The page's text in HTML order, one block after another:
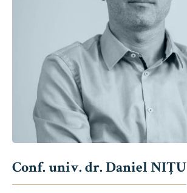
Conf. univ. dr. Daniel NIŢU